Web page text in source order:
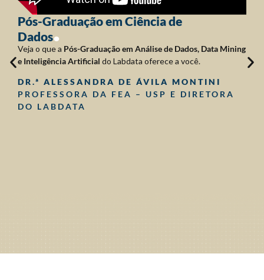
Pós-Graduação em Ciência de
Dados.
Veja o que a Pós-Graduação em Análise de Dados, Data Mining
e Inteligência Artificial do Labdata oferece a você.
DR.ª ALESSANDRA DE ÁVILA MONTINI
PROFESSORA DA FEA – USP E DIRETORA
DO LABDATA